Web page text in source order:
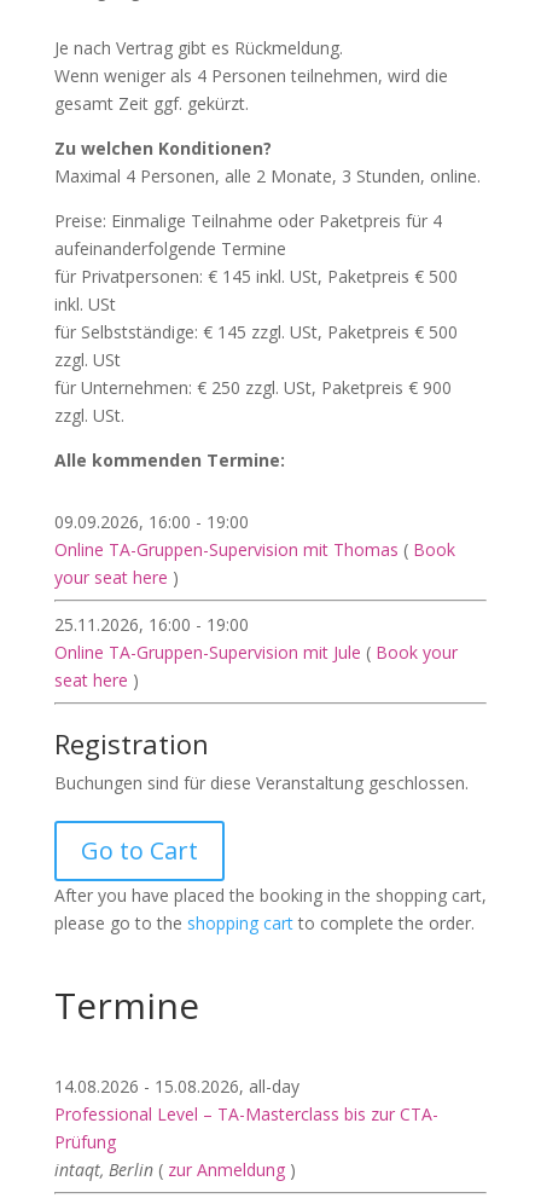
Je nach Vertrag gibt es Rückmeldung.
Wenn weniger als 4 Personen teilnehmen, wird die
gesamt Zeit ggf. gekürzt.
Zu welchen Konditionen?
Maximal 4 Personen, alle 2 Monate, 3 Stunden, online.
Preise: Einmalige Teilnahme oder Paketpreis für 4
aufeinanderfolgende Termine
für Privatpersonen: € 145 inkl. USt, Paketpreis € 500
inkl. USt
für Selbstständige: € 145 zzgl. USt, Paketpreis € 500
zzgl. USt
für Unternehmen: € 250 zzgl. USt, Paketpreis € 900
zzgl. USt.
Alle kommenden Termine:
09.09.2026, 16:00 - 19:00
Online TA-Gruppen-Supervision mit Thomas ( Book
your seat here )
25.11.2026, 16:00 - 19:00
Online TA-Gruppen-Supervision mit Jule ( Book your
seat here )
Registration
Buchungen sind für diese Veranstaltung geschlossen.
Go to Cart
After you have placed the booking in the shopping cart,
please go to the shopping cartto complete the order.
Termine
14.08.2026 - 15.08.2026, all-day
Professional Level – TA-Masterclass bis zur CTA-
Prüfung
intaqt, Berlin ( zur Anmeldung)